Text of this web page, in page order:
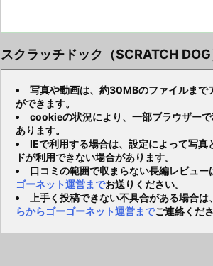
スクラッチドック（SCRATCH
写真や動画は、約30MBのファイルまで
ができます。
cookieの状況により、一部ブラウザー
あります。
IEで利用する場合は、設定によって写真
ドが利用できない場合があります。
口コミの範囲で収まらない長編レビュー
ゴーネット運営までお送りください。
上手く投稿できない不具合がある場合
らからゴーゴーネット運営までご連絡くださ